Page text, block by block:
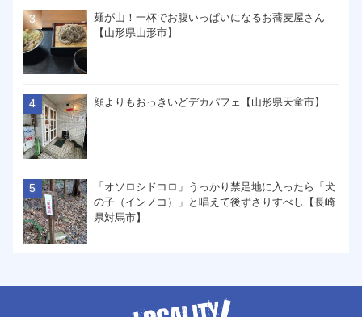
麺が山！一杯でお腹いっぱいになるお蕎麦屋さん
【山形県山形市】
顔よりもおっきいどデカパフェ【山形県天童市】
「オソロシドコロ」うっかり禁足地に入ったら「犬
の子（インノコ）」と唱えて後ずさりすべし【長崎
県対馬市】